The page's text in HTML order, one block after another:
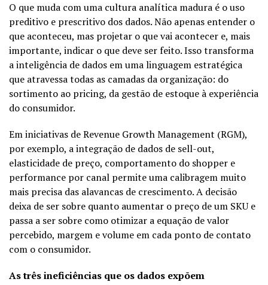
O que muda com uma cultura analítica madura é o uso
preditivo e prescritivo dos dados. Não apenas entender o
que aconteceu, mas projetar o que vai acontecer e, mais
importante, indicar o que deve ser feito. Isso transforma
a inteligência de dados em uma linguagem estratégica
que atravessa todas as camadas da organização: do
sortimento ao pricing, da gestão de estoque à experiência
do consumidor.
Em iniciativas de Revenue Growth Management (RGM),
por exemplo, a integração de dados de sell-out,
elasticidade de preço, comportamento do shopper e
performance por canal permite uma calibragem muito
mais precisa das alavancas de crescimento. A decisão
deixa de ser sobre quanto aumentar o preço de um SKU e
passa a ser sobre como otimizar a equação de valor
percebido, margem e volume em cada ponto de contato
com o consumidor.
As três ineficiências que os dados expõem